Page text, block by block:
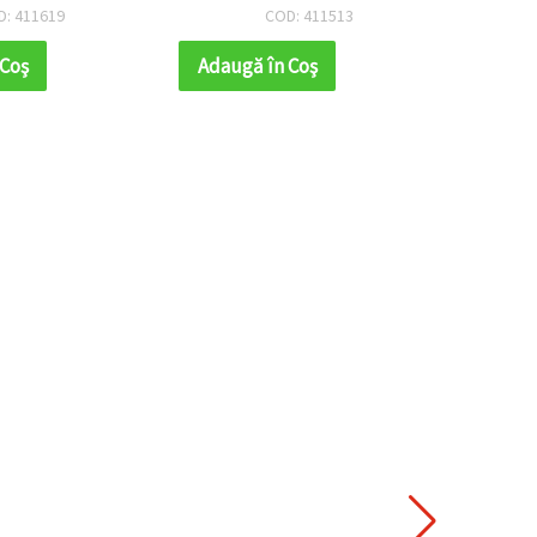
m - 100 g
411619
decorațiuni voluminoase
COD: 411513
Adaugă în Coş